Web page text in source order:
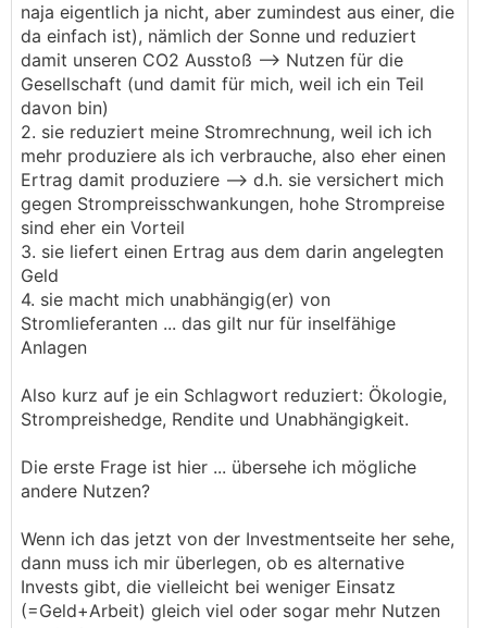
naja eigentlich ja nicht, aber zumindest aus einer, die
da einfach ist), nämlich der Sonne und reduziert
damit unseren CO2 Ausstoß --> Nutzen für die
Gesellschaft (und damit für mich, weil ich ein Teil
davon bin)
2. sie reduziert meine Stromrechnung, weil ich ich
mehr produziere als ich verbrauche, also eher einen
Ertrag damit produziere --> d.h. sie versichert mich
gegen Strompreisschwankungen, hohe Strompreise
sind eher ein Vorteil
3. sie liefert einen Ertrag aus dem darin angelegten
Geld
4. sie macht mich unabhängig(er) von
Stromlieferanten ... das gilt nur für inselfähige
Anlagen
Also kurz auf je ein Schlagwort reduziert: Ökologie,
Strompreishedge, Rendite und Unabhängigkeit.
Die erste Frage ist hier ... übersehe ich mögliche
andere Nutzen?
Wenn ich das jetzt von der Investmentseite her sehe,
dann muss ich mir überlegen, ob es alternative
Invests gibt, die vielleicht bei weniger Einsatz
(=Geld+Arbeit) gleich viel oder sogar mehr Nutzen